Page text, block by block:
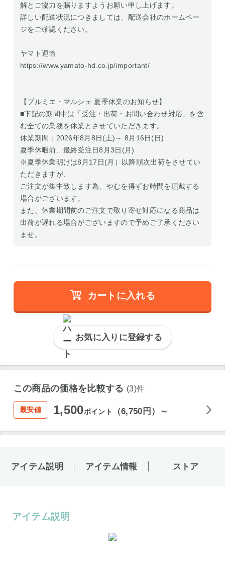
解とご協力を賜りますようお願い申し上げます。
詳しい配送状況につきましては、配送会社のホームペー
ジをご確認ください。
ヤマト運輸
https://www.yamato-hd.co.jp/important/
【プルミエ・マルシェ 夏季休業のお知らせ】
■下記の期間中は「受注・出荷・お問い合わせ対応」を含
む全ての業務を休業とさせていただきます。
休業期間：2026年8月8日(土)～ 8月16日(日)
夏季休暇前、最終受注日8月3日(月)
※夏季休業明けは8月17日(月）以降順次出荷をさせてい
ただきますが、
ご注文が集中致します為、やむを得ずお時間を頂戴する
場合がございます。
また、休業期間前のご注文で取り寄せ対応になる商品は
出荷が遅れる場合がございますので予めご了承ください
ませ。
カートに入れる
お気に入りに登録する
この商品の価格を比較する (3)件
最安値 1,500ポイント （6,750円）～
アイテム説明 アイテム情報 ストア
アイテム説明